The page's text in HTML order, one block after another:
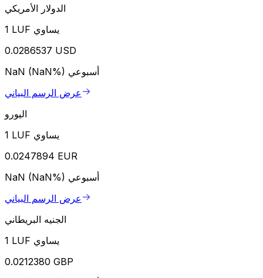
الدولار الأمريكي
1 LUF يساوي
0.0286537 USD
NaN (NaN%) أسبوعي
عرض الرسم البياني
اليورو
1 LUF يساوي
0.0247894 EUR
NaN (NaN%) أسبوعي
عرض الرسم البياني
الجنيه البريطاني
1 LUF يساوي
0.0212380 GBP